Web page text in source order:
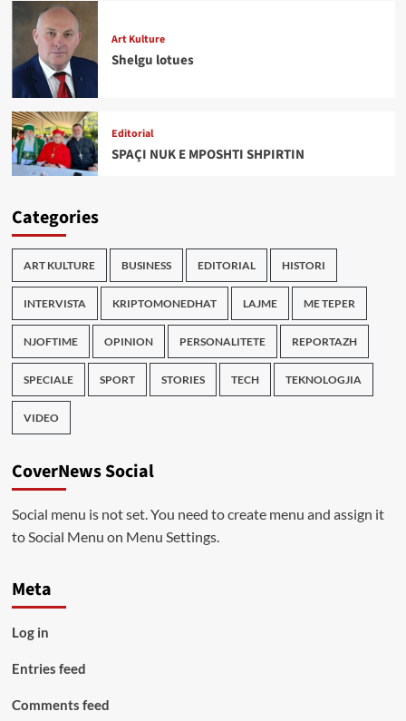
Art Kulture
Shelgu lotues
Editorial
SPAÇI NUK E MPOSHTI SHPIRTIN
Categories
ART KULTURE BUSINESS EDITORIAL HISTORI
INTERVISTA KRIPTOMONEDHAT LAJME ME TEPER
NJOFTIME OPINION PERSONALITETE REPORTAZH
SPECIALE SPORT STORIES TECH TEKNOLOGJIA
VIDEO
CoverNews Social
Social menu is not set. You need to create menu and assign it
to Social Menu on Menu Settings.
Meta
Log in
Entries feed
Comments feed